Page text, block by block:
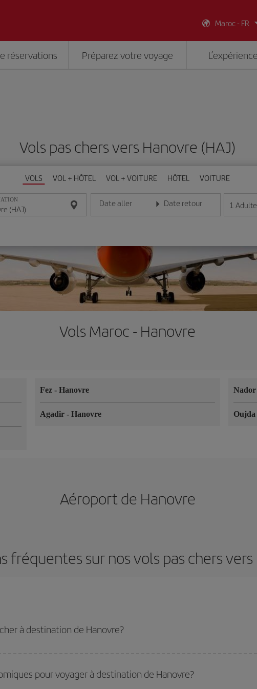
Maroc - FR
réservations Préparez votre voyage
Vols pas chers vers Hanovre (HAJ)
VOLS VOL + HÔTEL VOL + VOITURE HÔTEL VOITURE
Date aller
Entrez la date au format jour/mois/année
Date retour
Entrez la date au format jour/mois/
1 Adulte
Vols Maroc - Hanovre
Fez - Hanovre
Agadir - Hanovre
Aéroport de Hanovre
fréquentes sur nos vols pas chers
à destination de Hanovre?
destination précise pour votre voyage, jetez un coup œil à nos offres et laissez-vous
pour voyager à destination de Hanovre?